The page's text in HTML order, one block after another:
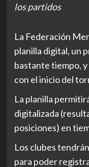
los partidos
La Federación
planilla digital, un
bastante tiempo,
con el inicio del
La planilla
digitalizada
posiciones) en
Los clubes
para poder